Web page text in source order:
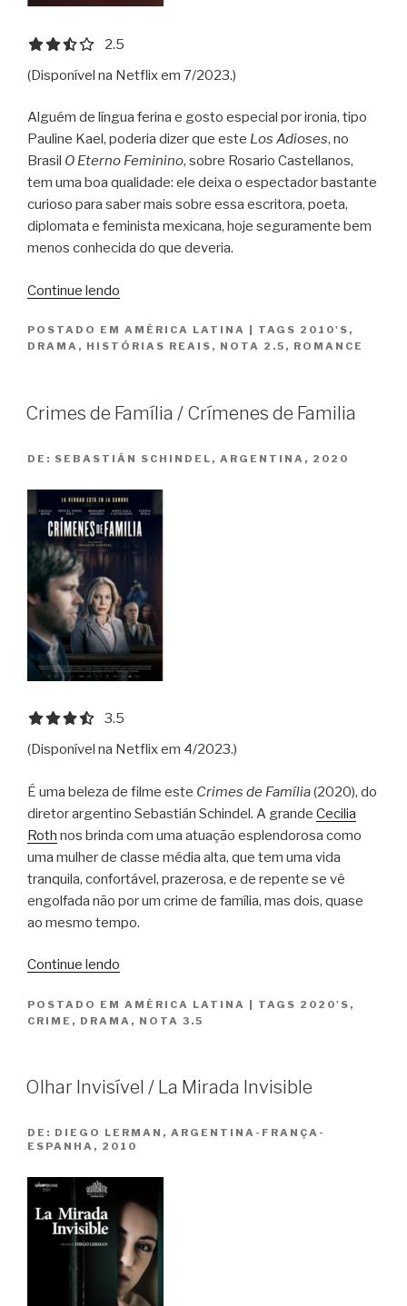
2.5 out of 5.0 stars
2.5
(Disponível na Netflix em 7/2023.)
Alguém de língua ferina e gosto especial por ironia, tipo
Pauline Kael, poderia dizer que este Los Adioses, no
Brasil O Eterno Feminino, sobre Rosario Castellanos,
tem uma boa qualidade: ele deixa o espectador bastante
curioso para saber mais sobre essa escritora, poeta,
diplomata e feminista mexicana, hoje seguramente bem
menos conhecida do que deveria.
Continue lendo
Feminino
/
POSTADO EM AMÉRICA LATINA TAGS 2010'S ,
DRAMA , HISTÓRIAS REAIS , NOTA 2.5 , ROMANCE
Crimes de Família / Crímenes de Familia
DE: SEBASTIÁN SCHINDEL, ARGENTINA, 2020
3.5 out of 5.0 stars
3.5
(Disponível na Netflix em 4/2023.)
É uma beleza de filme este Crimes de Família(2020), do
diretor argentino Sebastián Schindel. A grande Cecilia
Roth nos brinda com uma atuação esplendorosa como
uma mulher de classe média alta, que tem uma vida
tranquila, confortável, prazerosa, e de repente se vê
engolfada não por um crime de família, mas dois, quase
ao mesmo tempo.
Continue lendo
Família
/
Familia”
POSTADO EM AMÉRICA LATINA | TAGS 2020'S ,
CRIME , DRAMA , NOTA 3.5
Olhar Invisível / La Mirada Invisible
DE: DIEGO LERMAN, ARGENTINA-FRANÇA-
ESPANHA, 2010